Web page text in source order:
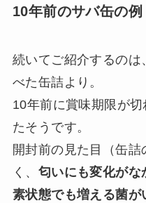
10年前のサバ缶の例
続いてご紹介するのは
べた缶詰より。
10年前に賞味期限が
たそうです。
開封前の見た目（缶
く、 匂いにも変化がな
素状態でも増える菌が